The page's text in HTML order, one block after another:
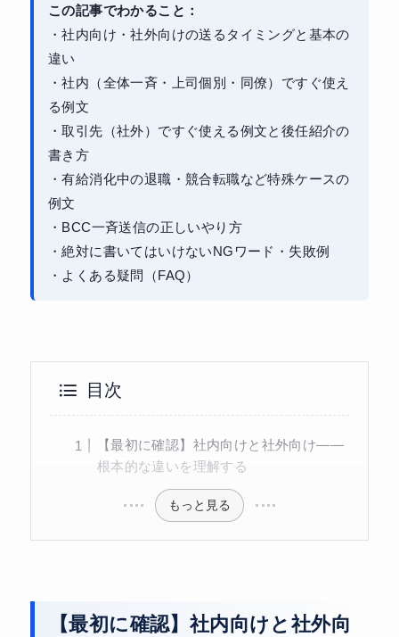
この記事でわかること：
・社内向け・社外向けの送るタイミングと基本の
違い
・社内（全体一斉・上司個別・同僚）ですぐ使え
る例文
・取引先（社外）ですぐ使える例文と後任紹介の
書き方
・有給消化中の退職・競合転職など特殊ケースの
例文
・BCC一斉送信の正しいやり方
・絶対に書いてはいけないNGワード・失敗例
・よくある疑問（FAQ）
目次
【最初に確認】社内向けと社外向け——
根本的な違いを理解する
もっと見る
【最初に確認】社内向けと社外向